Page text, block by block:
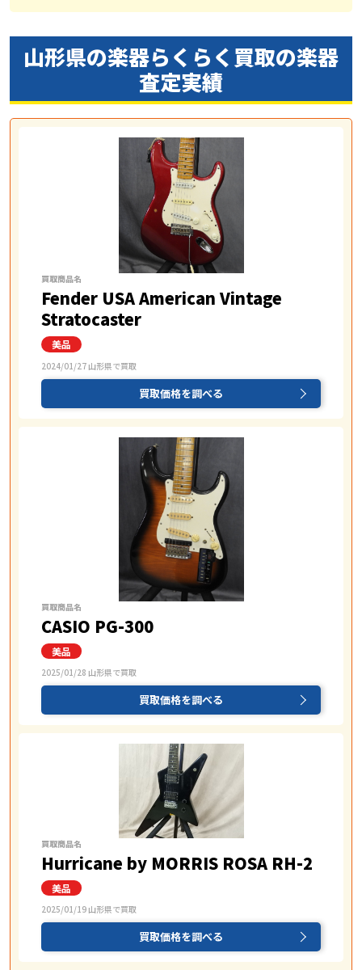
山形県の楽器らくらく買取の楽器
査定実績
買取商品名
Fender USA American Vintage
Stratocaster
2024/01/27 山形県で買取
買取価格を調べる
買取商品名
CASIO PG-300
2025/01/28 山形県で買取
買取価格を調べる
買取商品名
Hurricane by MORRIS ROSA RH-2
2025/01/19 山形県で買取
買取価格を調べる